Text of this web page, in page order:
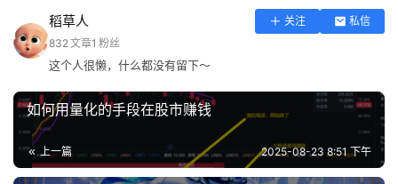
稻草人 关注
私信
832文章1 粉丝
这个人很懒，什么都没有留下～
如何用量化的手段在股市赚钱
上一篇 2025-08-23 8:51 下午